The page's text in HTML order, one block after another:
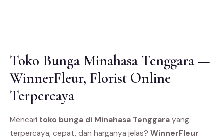
Toko Bunga Minahasa Tenggara —
WinnerFleur, Florist Online
Terpercaya
Mencari toko bunga di Minahasa Tenggara yang
terpercaya, cepat, dan harganya jelas? WinnerFleur